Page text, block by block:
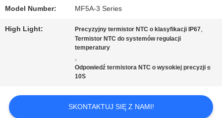
Z
NAMI
AKTUALNOŚCI
POPROSIĆ
Model Number: MF5A-3 Series
High Light: Precyzyjny termistor NTC o klasyfikacji IP67,
Termistor NTC do systemów regulacji
temperatury
,
Odpowiedź termistora NTC o wysokiej precyzji ≤
10S
SKONTAKTUJ SIĘ Z NAMI!